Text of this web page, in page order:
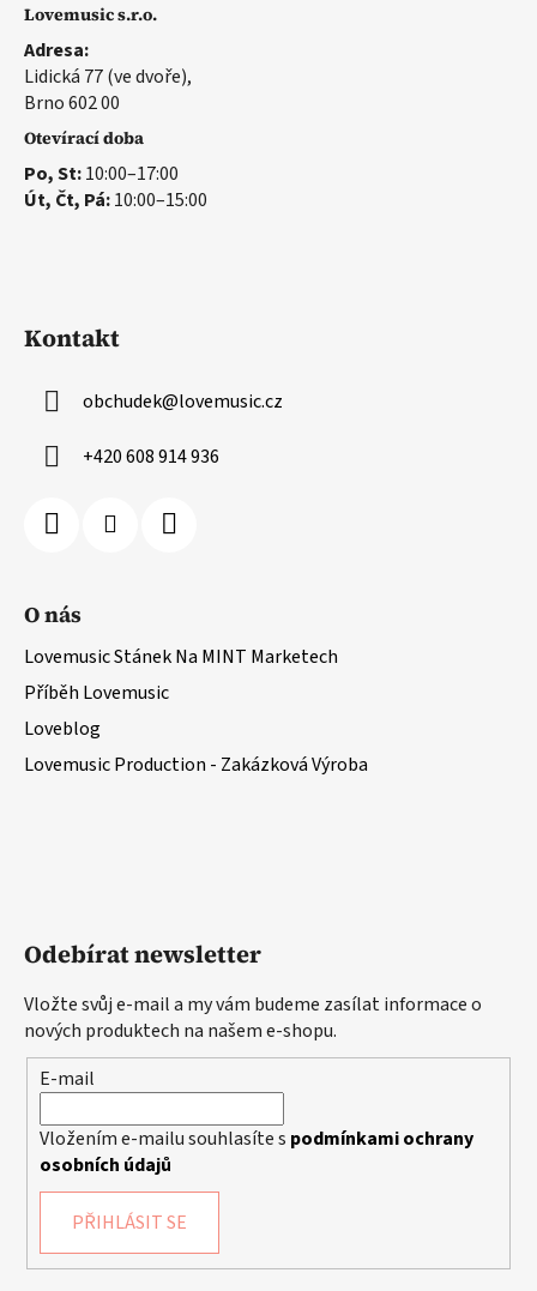
Lovemusic s.r.o.
Adresa:
Lidická 77 (ve dvoře),
Brno 602 00
Otevírací doba
Po, St:10:00–17:00
Út, Čt, Pá:10:00–15:00
Kontakt
obchudek@lovemusic.cz
+420 608 914 936
O nás
Lovemusic Stánek Na MINT Marketech
Příběh Lovemusic
Loveblog
Lovemusic Production - Zakázková Výroba
Odebírat newsletter
Vložte svůj e-mail a my vám budeme zasílat informace o
nových produktech na našem e-shopu.
E-mail
Vložením e-mailu souhlasíte s podmínkami ochrany
osobních údajů
PŘIHLÁSIT SE